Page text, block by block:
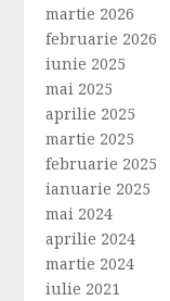
martie 2026
februarie 2026
iunie 2025
mai 2025
aprilie 2025
martie 2025
februarie 2025
ianuarie 2025
mai 2024
aprilie 2024
martie 2024
iulie 2021